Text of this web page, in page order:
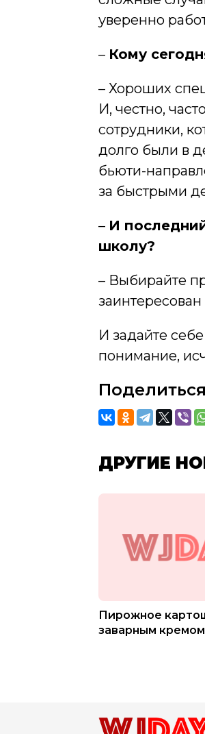
уверенно
– Кому
– Хороших
И, честно,
сотрудники,
долго были в
бьюти-
за быстрыми
– И
школу?
– Выбирайте
И задайте
понимание,
ДРУГИЕ
Пирожное
заварным кремом